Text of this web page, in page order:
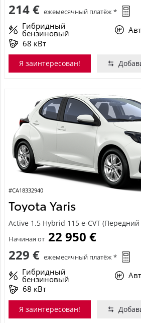
214 € ежемесячный платёж *
Гибридный
бензиновый
68 кВт
Я заинтересован!
#CA18332940
Toyota Yaris
Active 1.5 Hybrid 115 e-CVT
Начиная от 22 950 €
229 € ежемесячный платёж *
Гибридный
бензиновый
68 кВт
Я заинтересован!